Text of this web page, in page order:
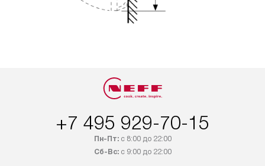
+7 495 929-70-15
Пн-Пт:с 8:00 до 22:00
Сб-Вс:с 9:00 до 22:00